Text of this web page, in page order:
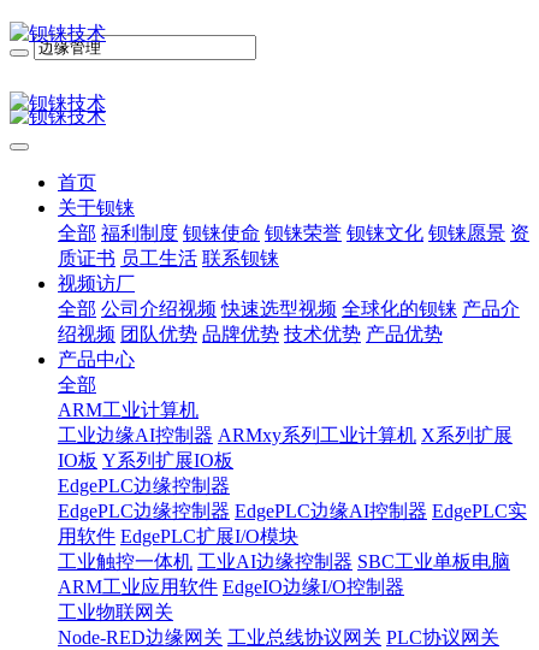
首页
关于钡铼
全部 福利制度 钡铼使命 钡铼荣誉 钡铼文化 钡铼愿景 资
质证书 员工生活 联系钡铼
视频访厂
全部 公司介绍视频 快速选型视频 全球化的钡铼 产品介
绍视频 团队优势 品牌优势 技术优势 产品优势
产品中心
全部
ARM工业计算机
工业边缘AI控制器 ARMxy系列工业计算机 X系列扩展
IO板 Y系列扩展IO板
EdgePLC边缘控制器
EdgePLC边缘控制器 EdgePLC边缘AI控制器 EdgePLC实
用软件 EdgePLC扩展I/O模块
工业触控一体机 工业AI边缘控制器 SBC工业单板电脑
ARM工业应用软件 EdgeIO边缘I/O控制器
工业物联网关
Node-RED边缘网关 工业总线协议网关 PLC协议网关